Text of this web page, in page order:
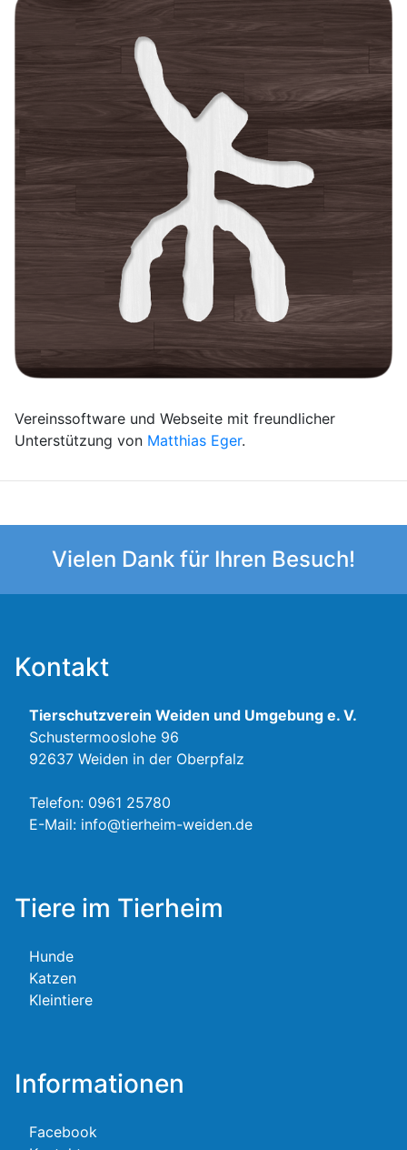
Vereinssoftware und Webseite mit freundlicher
Unterstützung von Matthias Eger.
Vielen Dank für Ihren Besuch!
Kontakt
Tierschutzverein Weiden und Umgebung e. V.
Schustermooslohe 96
92637 Weiden in der Oberpfalz
Telefon: 0961 25780
E-Mail: info@tierheim-weiden.de
Tiere im Tierheim
Hunde
Katzen
Kleintiere
Informationen
Facebook